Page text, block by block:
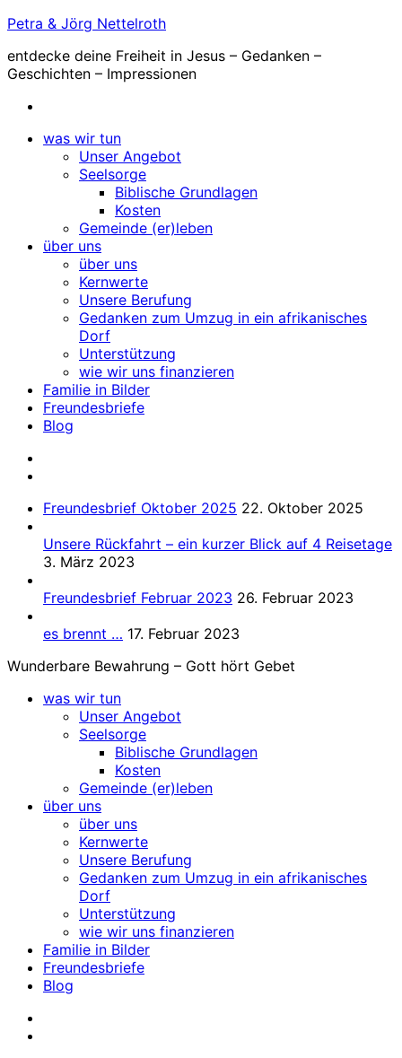
Zum
springen
Petra & Jörg Nettelroth
entdecke deine Freiheit in Jesus – Gedanken –
Geschichten – Impressionen
was wir tun
Unser Angebot
Seelsorge
Biblische Grundlagen
Kosten
Gemeinde (er)leben
über uns
über uns
Kernwerte
Unsere Berufung
Gedanken zum Umzug in ein afrikanisches
Dorf
Unterstützung
wie wir uns finanzieren
Familie in Bilder
Freundesbriefe
Blog
Freundesbrief Oktober 2025 22. Oktober 2025
Unsere Rückfahrt – ein kurzer Blick auf 4 Reisetage
3. März 2023
Freundesbrief Februar 2023 26. Februar 2023
es brennt … 17. Februar 2023
Wunderbare Bewahrung – Gott hört Gebet
was wir tun
Unser Angebot
Seelsorge
Biblische Grundlagen
Kosten
Gemeinde (er)leben
über uns
über uns
Kernwerte
Unsere Berufung
Gedanken zum Umzug in ein afrikanisches
Dorf
Unterstützung
wie wir uns finanzieren
Familie in Bilder
Freundesbriefe
Blog